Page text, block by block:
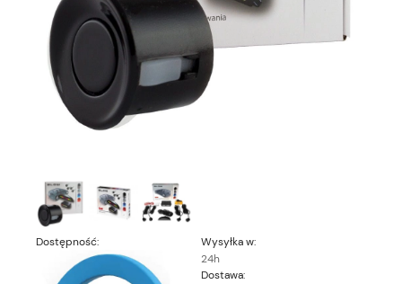
Dostępność:
Wysyłka w:
24h
Dostawa: